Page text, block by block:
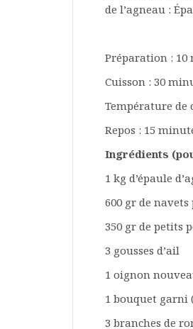
de l’agneau :
Préparation : 10
Cuisson : 30
Température de
Repos : 15
Ingrédients
1 kg d’épaule
600 gr de
350 gr de petits
3 gousses d’ail
1 oignon
1 bouquet
3 branches de